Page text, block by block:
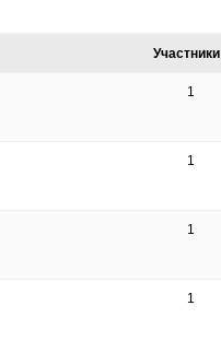
Участники
1
1
1
1